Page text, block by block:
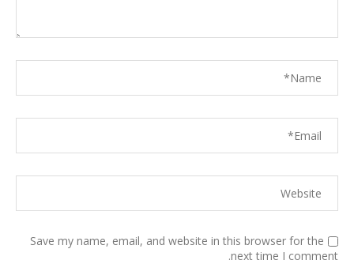
Save my name, email, and website in this browser for the
next time I comment.